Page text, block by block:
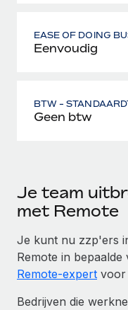
EASE OF DOING
Eenvoudig
BTW -
Geen btw
Je team
met Remote
Je kunt nu zzp'ers
Remote in bepaalde
Remote-expert voor
Bedrijven die